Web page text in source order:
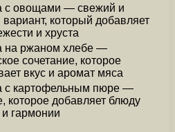
с овощами — свежий и
который добавляет
и хруста
на ржаном хлебе —
сочетание, которое
вкус и аромат мяса
с картофельным пюре —
которое добавляет блюду
гармонии